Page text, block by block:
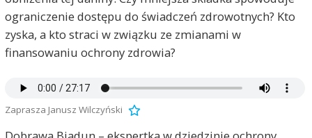
ograniczenie dostępu do świadczeń zdrowotnych? Kto
zyska, a kto straci w związku ze zmianami w
finansowaniu ochrony zdrowia?
Zaprasza Janusz Wilczyński